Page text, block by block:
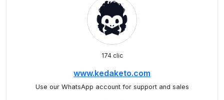
174 clic
www.kedaketo.com
Use our WhatsApp account for support and sales